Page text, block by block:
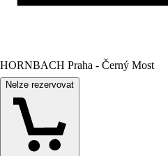
HORNBACH Praha - Černý Most
Nelze rezervovat